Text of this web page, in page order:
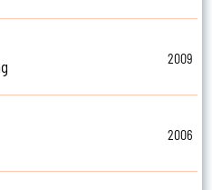
2009
2006